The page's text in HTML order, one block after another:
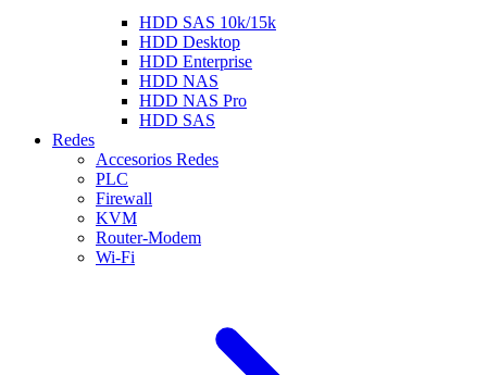
HDD SAS 10k/15k
HDD Desktop
HDD Enterprise
HDD NAS
HDD NAS Pro
HDD SAS
Redes
Accesorios Redes
PLC
Firewall
KVM
Router-Modem
Wi-Fi